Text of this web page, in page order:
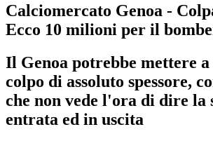
Calciomercato Genoa -
Ecco 10 milioni per il
Il Genoa potrebbe mettere
colpo di assoluto spessore,
che non vede l'ora di dire la
entrata ed in uscita